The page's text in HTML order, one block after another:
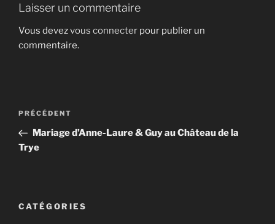
Laisser un commentaire
Vous devezvous connecter pour publier un
commentaire.
Navigation
l’article
Article
précédent
PRÉCÉDENT
Mariage d’Anne-Laure & Guy au Château de la
Trye
CATÉGORIES